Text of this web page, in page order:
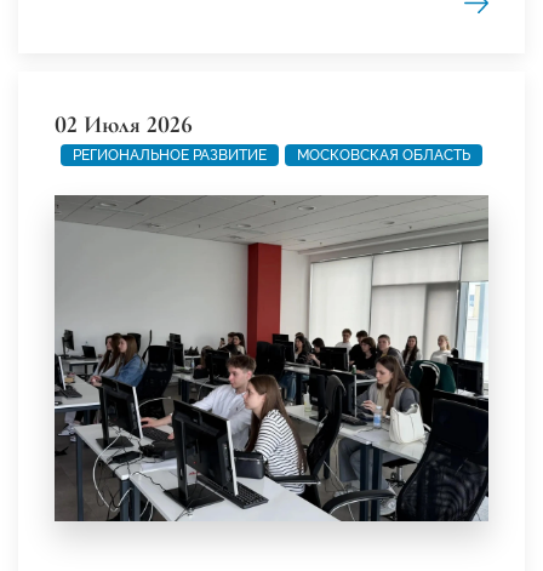
02 Июля 2026
РЕГИОНАЛЬНОЕ РАЗВИТИЕ МОСКОВСКАЯ ОБЛАСТЬ